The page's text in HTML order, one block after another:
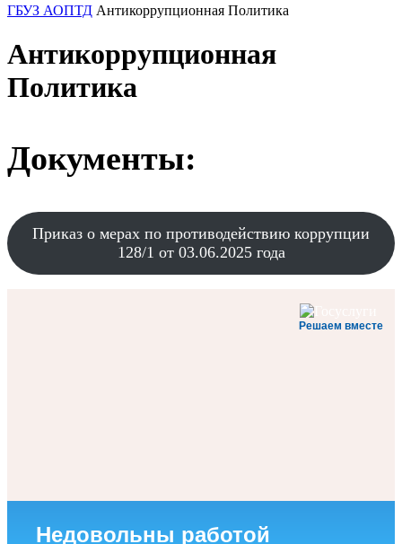
Кнопка
ГБУЗ АОПТД Антикоррупционная Политика
Антикоррупционная
Политика
Документы:
Приказ о мерах по противодействию коррупции
128/1 от 03.06.2025 года
Решаем вместе
Недовольны работой